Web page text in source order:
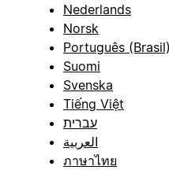
Nederlands
Norsk
Português (Brasil)
Suomi
Svenska
Tiếng Việt
עברית
العربية
ภาษาไทย